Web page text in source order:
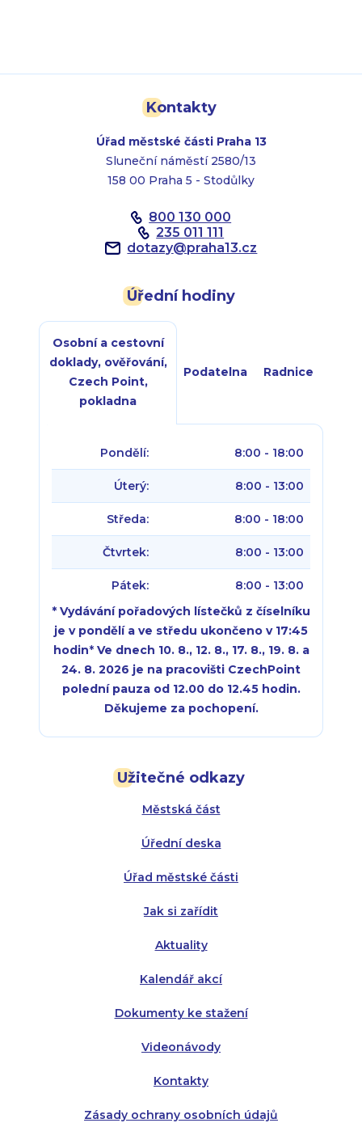
Kontakty
Úřad městské části Praha 13
Sluneční náměstí 2580/13
158 00 Praha 5 - Stodůlky
800 130 000
235 011 111
dotazy@praha13.cz
Užitečné odkazy
Městská část
Úřední deska
Úřad městské části
Jak si zařídit
Aktuality
Kalendář akcí
Dokumenty ke stažení
Videonávody
Kontakty
Zásady ochrany osobních údajů
Úřední hodiny
Osobní a cestovní
doklady, ověřování,
Czech Point,
pokladna
Podatelna Radnice
Pondělí: 8:00 - 18:00
Úterý: 8:00 - 13:00
Středa: 8:00 - 18:00
Čtvrtek: 8:00 - 13:00
Pátek:
8:00 - 13:00
* Vydávání pořadových lístečků z číselníku
je v pondělí a ve středu ukončeno v 17:45
hodin* Ve dnech 10. 8., 12. 8., 17. 8., 19. 8. a
24. 8. 2026 je na pracovišti CzechPoint
polední pauza od 12.00 do 12.45 hodin.
Děkujeme za pochopení.
Úterý:
Středa:
Čtvrtek:
Pátek:
Úterý:
Středa:
Čtvrtek: